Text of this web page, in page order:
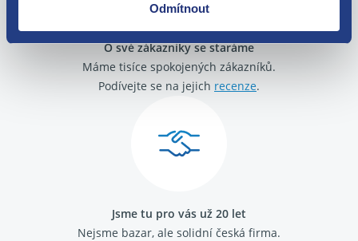
Odmítnout
O své zákazníky se staráme
Máme tisíce spokojených zákazníků.
Podívejte se na jejich recenze.
Jsme tu pro vás už 20 let
Nejsme bazar, ale solidní česká firma.